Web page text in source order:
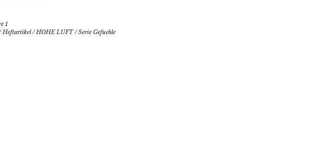
1
Heftartikel/ HOHE LUFT/Serie Gefuehle